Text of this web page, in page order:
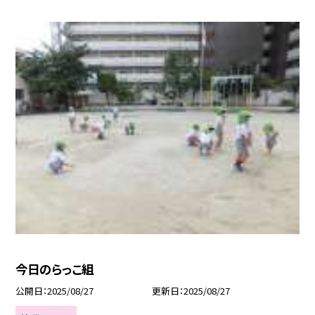
今日のらっこ組
公開日 2025/08/27 更新日 2025/08/27